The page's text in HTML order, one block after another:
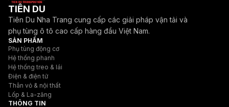
TIÊN DU
Tiên Du Nha Trang cung cấp các giải pháp vận tải và
phụ tùng ô tô cao cấp hàng đầu Việt Nam.
SẢN PHẨM
Phụ tùng động cơ
Hệ thống phanh
Hệ thống treo & lái
Điện & điện tử
Thân vỏ & nội thất
Lốp & La-zăng
THÔNG TIN